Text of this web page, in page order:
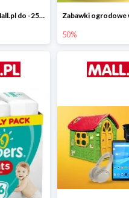
Wózki i foteliki w Mall.pl do -25%
50%